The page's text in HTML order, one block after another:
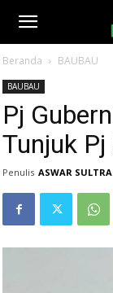
Beranda BAUBAU
BAUBAU
Pj
Tunjuk Pj
Penulis ASWAR SULTRA